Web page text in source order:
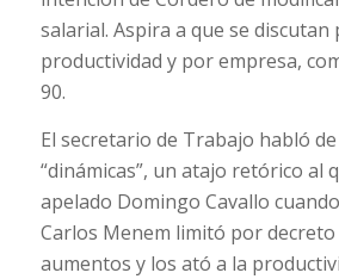
salarial. Aspira a que se
productividad y por empresa,
90.
El secretario de Trabajo habló
“dinámicas”, un atajo retórico al
apelado Domingo Cavallo
Carlos Menem limitó por
aumentos y los ató a la